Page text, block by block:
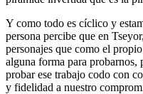
Y como todo es cíclico y
persona percibe que en
personajes que como el
alguna forma para probarnos,
probar ese trabajo codo con
y fidelidad a nuestro